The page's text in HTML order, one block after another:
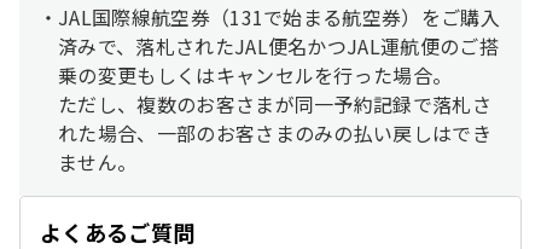
JAL国際線航空券（131で始まる航空券）をご購入
済みで、落札されたJAL便名かつJAL運航便のご搭
乗の変更もしくはキャンセルを行った場合。
ただし、複数のお客さまが同一予約記録で落札さ
れた場合、一部のお客さまのみの払い戻しはでき
ません。
よくあるご質問